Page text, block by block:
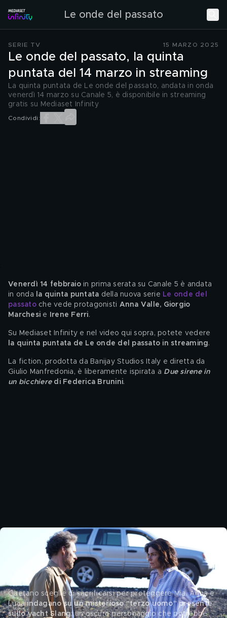
Le onde del passato
SERIE TV 15 MARZO 2025
Le onde del passato, la quinta
puntata del 14 marzo in streaming
La quinta puntata de Le onde del passato, andata in onda
venerdì 14 marzo su Canale 5, è disponibile in streaming
gratis su Mediaset Infinity
Condividi:
Venerdì 14 febbraio in prima serata su Canale 5 è andata
in onda la quinta puntata della nuova serie Le onde del
passato che vede protagonisti Anna Valle, Giorgio
Marchesi e Irene Ferri.
Su Mediaset Infinity e nel video qui sopra, potete vedere
la quinta puntata de Le onde del passato in streaming.
La fiction, prodotta da Banijay Studios Italy e diretta da
Giulio Manfredonia, è liberamente ispirata a Due sirene in
un bicchiere di Federica Brunini.
Le onde del passato, la trama della quinta
puntata
Gaetano sceglie di sacrificarsi per proteggere Mia. Anna e
Luca indagano su un misterioso "terzo uomo" presente
sullo yacht Slang: un oscuro personaggio che potrebbe